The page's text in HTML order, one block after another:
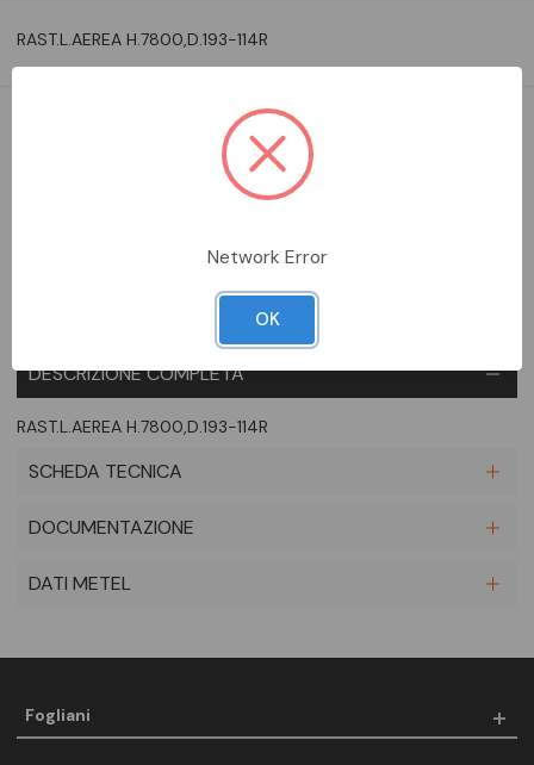
RAST.L.AEREA H.7800,D.193-114R
DESCRIZIONE COMPLETA
RAST.L.AEREA H.7800,D.193-114R
SCHEDA TECNICA
DOCUMENTAZIONE
DATI METEL
Fogliani
Network Error
OK